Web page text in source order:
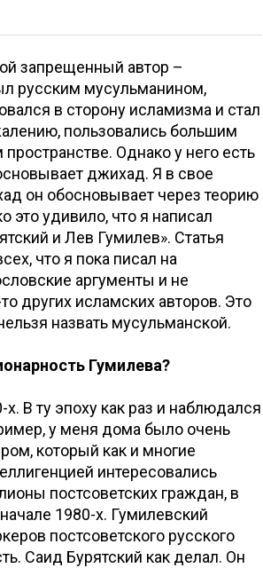
запрещенный автор –
русским мусульманином,
в сторону исламизма и стал
пользовались большим
Однако у него есть
джихад. Я в свое
он обосновывает через теорию
это удивило, что я написал
и Лев Гумилев». Статья
что я пока писал на
аргументы и не
других исламских авторов. Это
назвать мусульманской.
Гумилева?
В ту эпоху как раз и наблюдался
у меня дома было очень
который как и многие
интересовались
постсоветских граждан, в
1980-х. Гумилевский
постсоветского русского
Саид Бурятский как делал. Он